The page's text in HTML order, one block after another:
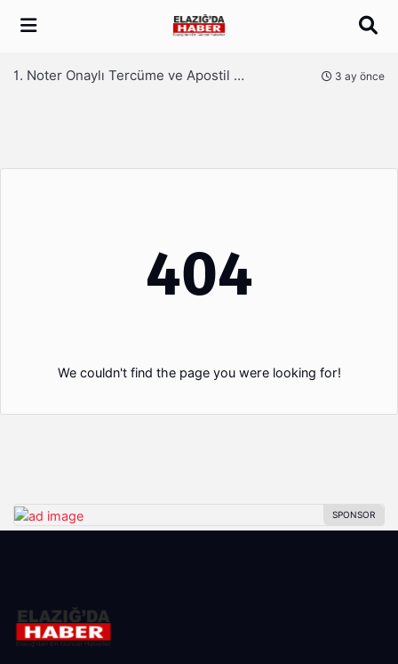
Arama
1. Noter Onaylı Tercüme ve Apostil Onaylı Tercüme Nedir? 3 ay önce
404
We couldn't find the page you were looking for!